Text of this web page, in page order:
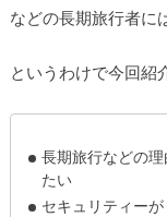
などの長期旅行者に
というわけで今回紹
長期旅行などの
たい
セキュリティー